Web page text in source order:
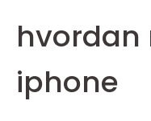
hvordan
iphone